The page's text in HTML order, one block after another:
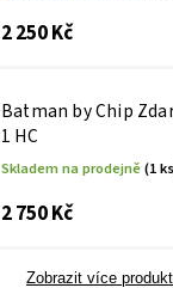
2 250 Kč
Batman by Chip
1 HC
Skladem na prodejně(1
2 750 Kč
Zobrazit více